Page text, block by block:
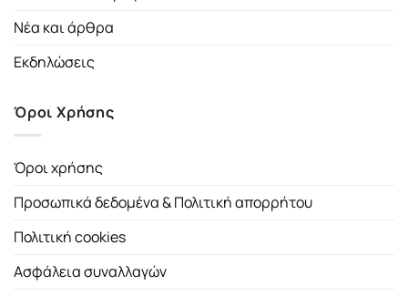
Νέα και άρθρα
Εκδηλώσεις
Όροι Χρήσης
Όροι χρήσης
Προσωπικά δεδομένα & Πολιτική απορρήτου
Πολιτική cookies
Ασφάλεια συναλλαγών